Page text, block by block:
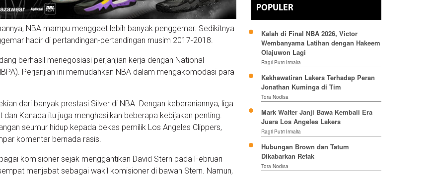
NBA mampu menggaet lebih banyak penggemar. Sedikitnya
hadir di pertandingan-pertandingan musim 2017-2018.
berhasil menegosiasi perjanjian kerja dengan National
Perjanjian ini memudahkan NBA dalam mengakomodasi para
dari banyak prestasi Silver di NBA. Dengan keberaniannya, liga
Kanada itu juga menghasilkan beberapa kebijakan penting.
seumur hidup kepada bekas pemilik Los Angeles Clippers,
komentar bernada rasis.
komisioner sejak menggantikan David Stern pada Februari
menjabat sebagai wakil komisioner di bawah Stern. Namun,
POPULER
Kalah di Final NBA 2026, Victor
Wembanyama Latihan dengan Hakeem
Olajuwon Lagi
Ragil Putri Irmalia
Kekhawatiran Lakers Terhadap Peran
Jonathan Kuminga di Tim
Tora Nodisa
Mark Walter Janji Bawa Kembali Era
Juara Los Angeles Lakers
Ragil Putri Irmalia
Hubungan Brown dan Tatum
Dikabarkan Retak
Tora Nodisa